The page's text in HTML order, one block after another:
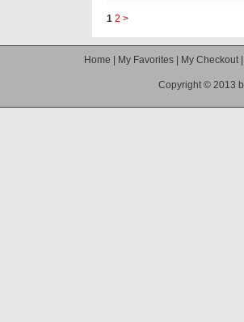
1 2 >
Home My Favorites My Checkout
Copyright © 2013